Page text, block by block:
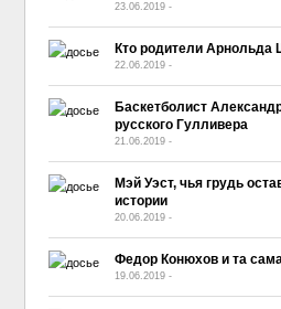
23.06.2019 -
Кто родители Арнольда
22.06.2019 -
Баскетболист
русского Гулливера
21.06.2019 -
Мэй Уэст, чья грудь
истории
20.06.2019 -
Федор Конюхов и та
19.06.2019 -